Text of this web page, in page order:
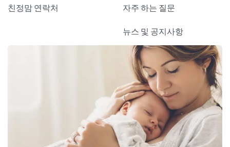
친정맘 연락처 자주 하는 질문
뉴스 및 공지사항